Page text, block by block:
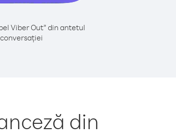
Viber Out” din antetul
conversației
din